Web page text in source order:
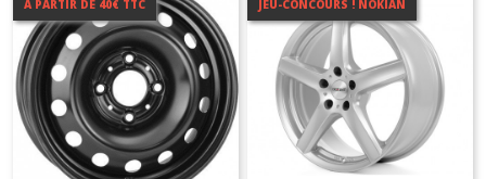
A PARTIR DE 40€ TTC JEU-CONCOURS ! NOKIAN